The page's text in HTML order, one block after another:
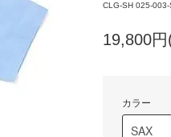
CLG-SH 025-003-
19,800
カラー